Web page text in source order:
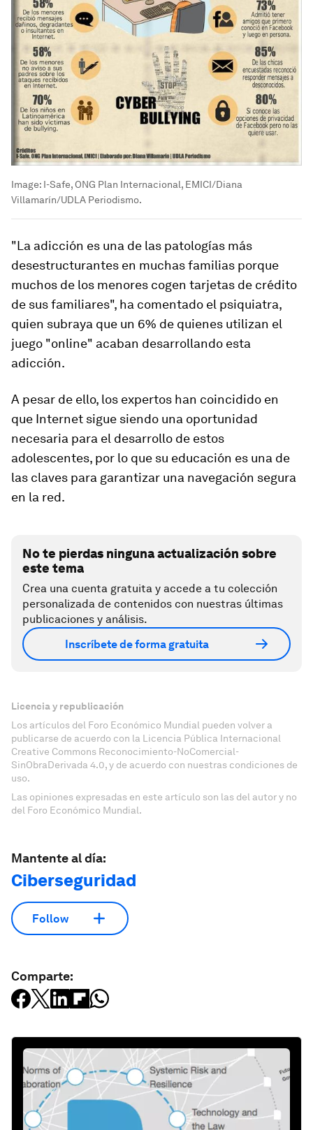
Image: I-Safe, ONG Plan Internacional, EMICI/Diana
Villamarín/UDLA Periodismo.
"La adicción es una de las patologías más
desestructurantes en muchas familias porque
muchos de los menores cogen tarjetas de crédito
de sus familiares", ha comentado el psiquiatra,
quien subraya que un 6% de quienes utilizan el
juego "online" acaban desarrollando esta
adicción.
A pesar de ello, los expertos han coincidido en
que Internet sigue siendo una oportunidad
necesaria para el desarrollo de estos
adolescentes, por lo que su educación es una de
las claves para garantizar una navegación segura
en la red.
No te pierdas ninguna actualización sobre
este tema
Crea una cuenta gratuita y accede a tu colección
personalizada de contenidos con nuestras últimas
publicaciones y análisis.
Inscríbete de forma gratuita
Licencia y republicación
Los artículos del Foro Económico Mundial pueden volver a
publicarse de acuerdo con la Licencia Pública Internacional
Creative Commons Reconocimiento-NoComercial-
SinObraDerivada 4.0, y de acuerdo con nuestras condiciones de
uso.
Las opiniones expresadas en este artículo son las del autor y no
del Foro Económico Mundial.
Mantente al día:
Ciberseguridad
Follow
Comparte: